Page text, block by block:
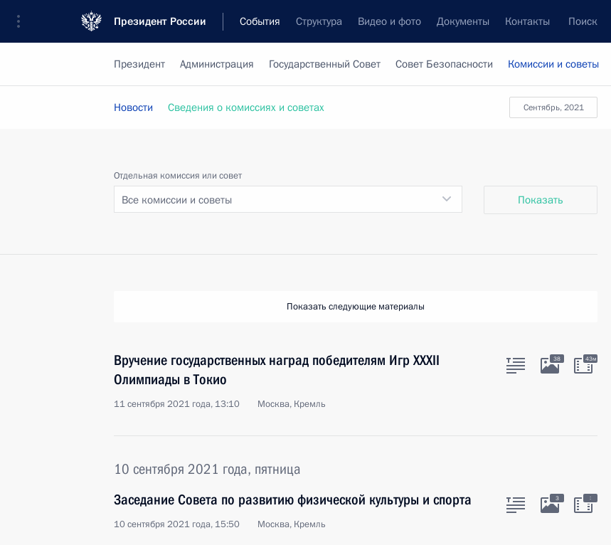
Президент России События Структура Видео и фото Документы Контакты Поиск
Президент Администрация Государственный Совет Совет Безопасности Комиссии и советы
сентябрь, 2021
Новости Сведения о комиссиях и советах
Отдельная комиссия или совет
Все комиссии и советы Показать
Показать следующие материалы
Вручение государственных наград победителям Игр XXXII
Олимпиады в Токио
11 сентября 2021 года, 13:10 Москва, Кремль
38 43м
10 сентября 2021 года, пятница
Заседание Совета по развитию физической культуры и спорта
10 сентября 2021 года, 15:50 Москва, Кремль
3 :